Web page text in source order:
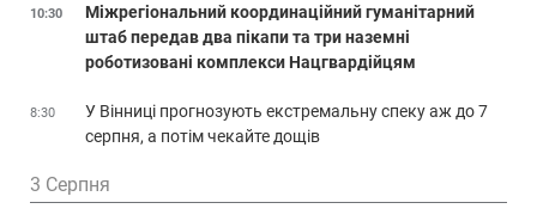
10:30
Міжрегіональний координаційний гуманітарний
штаб передав два пікапи та три наземні
роботизовані комплекси Нацгвардійцям
8:30
У Вінниці прогнозують екстремальну спеку аж до 7
серпня, а потім чекайте дощів
3 Серпня